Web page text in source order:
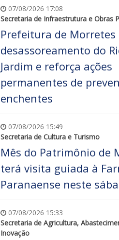
07/08/2026 17:08
Secretaria de Infraestrutura e Obras
Prefeitura de Morretes
desassoreamento do
Jardim e reforça ações
permanentes de
enchentes
07/08/2026 15:49
Secretaria de Cultura e Turismo
Mês do Patrimônio de
terá visita guiada à
Paranaense neste
07/08/2026 15:33
Secretaria de Agricultura,
Inovação